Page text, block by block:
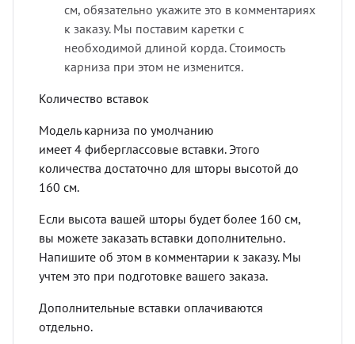
см, обязательно укажите это в комментариях
к заказу. Мы поставим каретки с
необходимой длиной корда. Стоимость
карниза при этом не изменится.
Количество вставок
Модель карниза по умолчанию
имеет 4 фиберглассовые вставки. Этого
количества достаточно для шторы высотой до
160 см.
Если высота вашей шторы будет более 160 см,
вы можете заказать вставки дополнительно.
Напишите об этом в комментарии к заказу. Мы
учтем это при подготовке вашего заказа.
Дополнительные вставки оплачиваются
отдельно.